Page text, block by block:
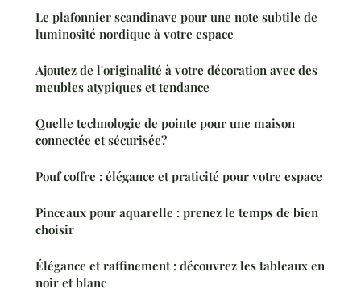
Le plafonnier scandinave pour une note subtile de
luminosité nordique à votre espace
Ajoutez de l'originalité à votre décoration avec des
meubles atypiques et tendance
Quelle technologie de pointe pour une maison
connectée et sécurisée?
Pouf coffre : élégance et praticité pour votre espace
Pinceaux pour aquarelle : prenez le temps de bien
choisir
Élégance et raffinement : découvrez les tableaux en
noir et blanc